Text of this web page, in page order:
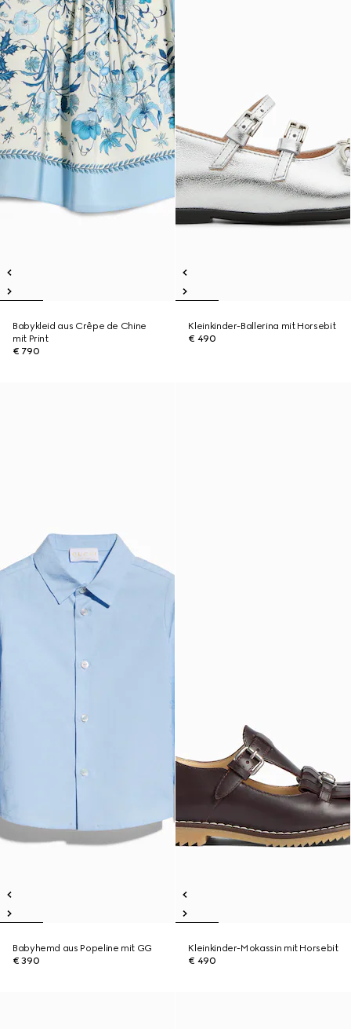
Babykleid aus Crêpe de Chine
mit Print
€ 790
Kleinkinder-Ballerina mit Horsebit
€ 490
Babyhemd aus Popeline mit GG
€ 390
Kleinkinder-Mokassin mit Horsebit
€ 490